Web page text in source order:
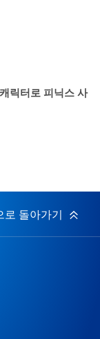
릭터로 피닉스 사
돌아가기